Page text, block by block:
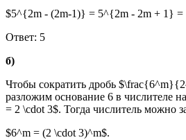
$5^{2m - (2m-1)} = 5^{2m - 2m + 1} =
Ответ: 5
б)
Чтобы сократить дробь
разложим основание 6 в числителе
= 2 \cdot 3$. Тогда числитель можно
$6^m = (2 \cdot 3)^m$.